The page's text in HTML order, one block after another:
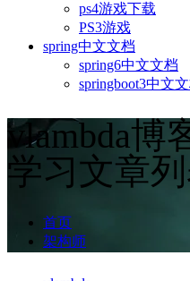
ps4游戏下载
PS3游戏
spring中文文档
spring6中文文档
springboot3中文
vlambda博
学习文章
首页
架构师